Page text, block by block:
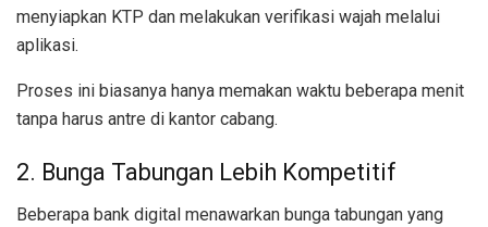
menyiapkan KTP dan melakukan verifikasi wajah melalui
aplikasi.
Proses ini biasanya hanya memakan waktu beberapa menit
tanpa harus antre di kantor cabang.
2. Bunga Tabungan Lebih Kompetitif
Beberapa bank digital menawarkan bunga tabungan yang